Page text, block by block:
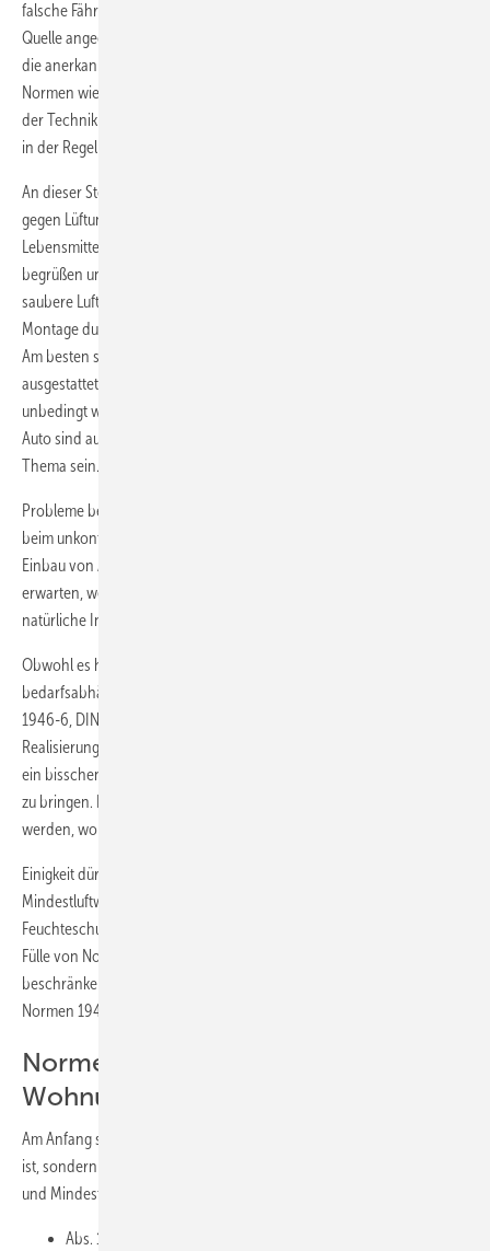
falsche Fährten gelegt, denn selten wird ein genauer Bezug zu einer
Quelle angegeben. Doch alle Handwerker und Planer müssen sich an
die anerkannten Regeln der Technik halten. Dies sind zum Beispiel
Normen wie die DIN 4108, die über die allgemein anerkannten Regeln
der Technik hinaus baurechtlich eingeführt wurden. Hier hat man sich
in der Regel immer an die aktuelle Ausgabe zu halten.
An dieser Stelle ist unbedingt zu betonen, dass hier kein Statement
gegen Lüftungs­anlagen entwickelt werden soll. Luft ist ein wichtiges
Lebensmittel und deshalb sind Lüftungsanlagen unbedingt zu
begrüßen und zu unterstützen, denn sie sorgen für gesunde und
saubere Luft. Voraussetzung ist natürlich die sinnvolle Auslegung,
Montage durch qualifiziertes Personal und die regelmäßige Wartung.
Am besten sollten die Anlagen auch mit einer Wärmerückgewinnung
ausgestattet sein. Klar ist allerdings auch, dass solche Anlagen nicht
unbedingt wirtschaftlich im Sinne der Ökonomie sind. Alu-Felgen am
Auto sind auch nicht wirtschaftlich, aber dies soll hier nicht das
Thema sein.
Probleme bei der Haftung ausführender und planender Betriebe sind
beim unkontrollierten Einbau von Fensterfalzlüftern oder durch den
Einbau von ADL (Außen-Luftdurchlässen) bei der freien Lüftung zu
erwarten, wenn vorher nicht der Luftvolumenstrom durch die
natürliche Infiltration berücksichtigt wurde.
Obwohl es heute technisch möglich ist, die Außenluft
bedarfsabhängig zuzuführen, erlauben manche Regeln (z. B. DIN
1946-6, DIN EN 15665 und CEN TR 14 788) immer auch noch die
Realisierung von Durchschnittswerten. Im Folgenden wird versucht,
ein bisschen Orientierung in den Wust von Normen und Vorschriften
zu bringen. Dabei soll kein Anspruch auf Vollständigkeit erhoben
werden, wohl aber lässt sich ein wenig mehr Licht ins Dunkel bringen.
Einigkeit dürfte jedenfalls dahingehend sein, dass mit dem
Mindestluftwechsel zumindest die nutzungsunabhängige Lüftung zum
Feuchteschutz bei geschlossenem Fenster gesichert sein muss. In der
Fülle von Normen, die sich mit der Lüftung auseinandersetzen,
beschränken wir uns hier hauptsächlich auf die EnEV und die DIN-
Normen 1946 und 4108.
Normen und Verordnungen zur
Wohnungslüftung
Am Anfang soll hier die EnEV stehen, die nicht nur eine Verordnung
ist, sondern ein Gesetz. Der § 6 der EnEV 2013 (oder 2014), „Dichtheit
und Mindestluftwechsel“ lautet:
Abs. 1: „Zu errichtende Gebäude sind so auszuführen, dass die